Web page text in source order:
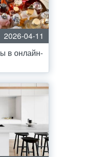
2026-04-11
в онлайн-